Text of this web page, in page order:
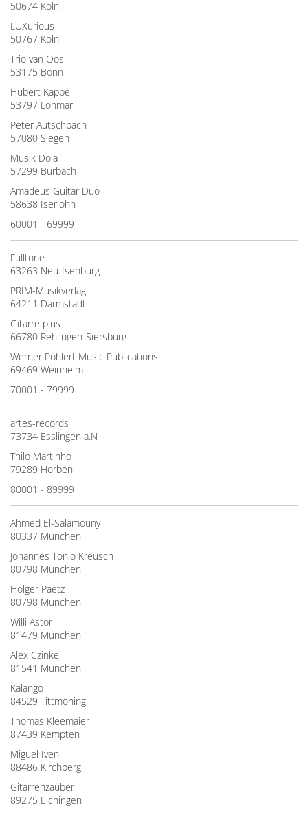
50674 Köln
LUXurious
50767 Köln
Trio van Oos
53175 Bonn
Hubert Käppel
53797 Lohmar
Peter Autschbach
57080 Siegen
Musik Dola
57299 Burbach
Amadeus Guitar Duo
58638 Iserlohn
60001 - 69999
Fulltone
63263 Neu-Isenburg
PRIM-Musikverlag
64211 Darmstadt
Gitarre plus
66780 Rehlingen-Siersburg
Werner Pöhlert Music Publications
69469 Weinheim
70001 - 79999
artes-records
73734 Esslingen a.N
Thilo Martinho
79289 Horben
80001 - 89999
Ahmed El-Salamouny
80337 München
Johannes Tonio Kreusch
80798 München
Holger Paetz
80798 München
Willi Astor
81479 München
Alex Czinke
81541 München
Kalango
84529 Tittmoning
Thomas Kleemaier
87439 Kempten
Miguel Iven
88486 Kirchberg
Gitarrenzauber
89275 Elchingen